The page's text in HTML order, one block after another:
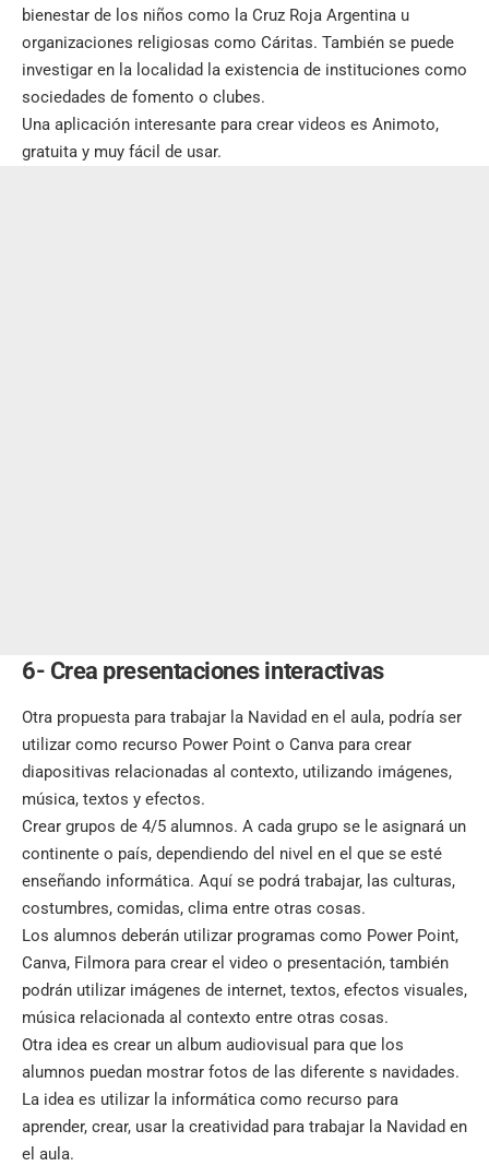
bienestar de los niños como la Cruz Roja Argentina u
organizaciones religiosas como Cáritas. También se puede
investigar en la localidad la existencia de instituciones como
sociedades de fomento o clubes.
Una aplicación interesante para crear videos es Animoto,
gratuita y muy fácil de usar.
6- Crea presentaciones interactivas
Otra propuesta para trabajar la Navidad en el aula, podría ser
utilizar como recurso Power Point o Canva para crear
diapositivas relacionadas al contexto, utilizando imágenes,
música, textos y efectos.
Crear grupos de 4/5 alumnos. A cada grupo se le asignará un
continente o país, dependiendo del nivel en el que se esté
enseñando informática. Aquí se podrá trabajar, las culturas,
costumbres, comidas, clima entre otras cosas.
Los alumnos deberán utilizar programas como Power Point,
Canva, Filmora para crear el video o presentación, también
podrán utilizar imágenes de internet, textos, efectos visuales,
música relacionada al contexto entre otras cosas.
Otra idea es crear un album audiovisual para que los
alumnos puedan mostrar fotos de las diferente s navidades.
La idea es utilizar la informática como recurso para
aprender, crear, usar la creatividad para trabajar la Navidad en
el aula.